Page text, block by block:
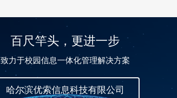
百尺竿头，更进一步
致力于校园信息一体化管理解决方案
哈尔滨优索信息科技有限公司